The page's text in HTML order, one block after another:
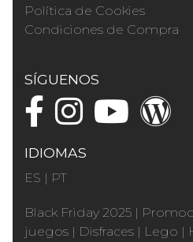
Política de Cookies
Condiciones de Compra
SÍGUENOS
IDIOMAS
ES | PT
Black Friday 2025 |
juegos | Disfraces | Lego |